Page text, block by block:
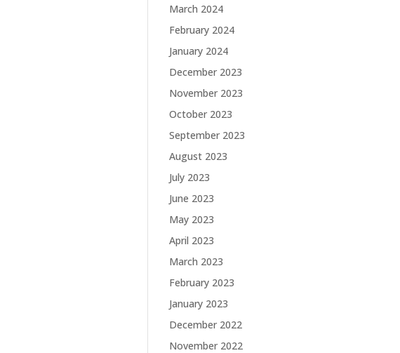
March 2024
February 2024
January 2024
December 2023
November 2023
October 2023
September 2023
August 2023
July 2023
June 2023
May 2023
April 2023
March 2023
February 2023
January 2023
December 2022
November 2022